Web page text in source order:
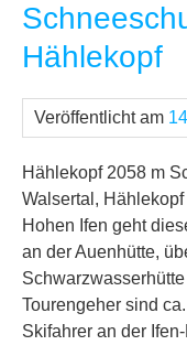
Hählekopf
Veröffentlicht am
Hählekopf 2058 m
Walsertal,
Hohen Ifen geht
an der Auenhütte,
Tourengeher sind
Skifahrer an der